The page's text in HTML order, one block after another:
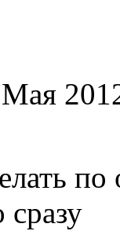
сразу